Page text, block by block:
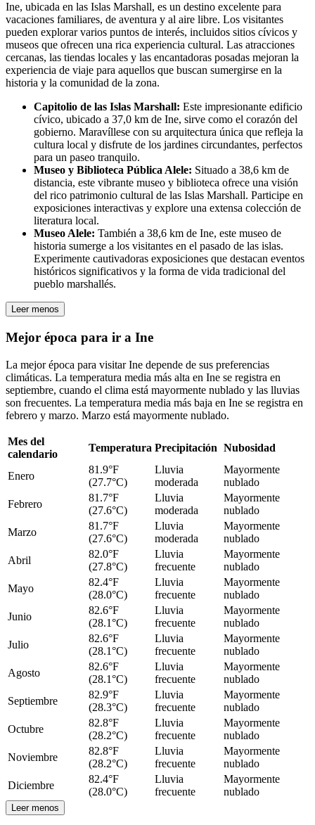
Ine, ubicada en las Islas Marshall, es un destino excelente para
vacaciones familiares, de aventura y al aire libre. Los visitantes
pueden explorar varios puntos de interés, incluidos sitios cívicos y
museos que ofrecen una rica experiencia cultural. Las atracciones
cercanas, las tiendas locales y las encantadoras posadas mejoran la
experiencia de viaje para aquellos que buscan sumergirse en la
historia y la comunidad de la zona.
Capitolio de las Islas Marshall: Este impresionante edificio
cívico, ubicado a 37,0 km de Ine, sirve como el corazón del
gobierno. Maravíllese con su arquitectura única que refleja la
cultura local y disfrute de los jardines circundantes, perfectos
para un paseo tranquilo.
Museo y Biblioteca Pública Alele: Situado a 38,6 km de
distancia, este vibrante museo y biblioteca ofrece una visión
del rico patrimonio cultural de las Islas Marshall. Participe en
exposiciones interactivas y explore una extensa colección de
literatura local.
Museo Alele: También a 38,6 km de Ine, este museo de
historia sumerge a los visitantes en el pasado de las islas.
Experimente cautivadoras exposiciones que destacan eventos
históricos significativos y la forma de vida tradicional del
pueblo marshallés.
Leer menos
Mejor época para ir a Ine
La mejor época para visitar Ine depende de sus preferencias
climáticas. La temperatura media más alta en Ine se registra en
septiembre, cuando el clima está mayormente nublado y las lluvias
son frecuentes. La temperatura media más baja en Ine se registra en
febrero y marzo. Marzo está mayormente nublado.
Mes del
calendario
Temperatura Precipitación Nubosidad
Enero
81.9°F
(27.7°C)
Lluvia
moderada
Mayormente
nublado
Febrero
81.7°F
(27.6°C)
Lluvia
moderada
Mayormente
nublado
Marzo
81.7°F
(27.6°C)
Lluvia
moderada
Mayormente
nublado
Abril
82.0°F
(27.8°C)
Lluvia
frecuente
Mayormente
nublado
Mayo
82.4°F
(28.0°C)
Lluvia
frecuente
Mayormente
nublado
Junio
82.6°F
(28.1°C)
Lluvia
frecuente
Mayormente
nublado
Julio
82.6°F
(28.1°C)
Lluvia
frecuente
Mayormente
nublado
Agosto
82.6°F
(28.1°C)
Lluvia
frecuente
Mayormente
nublado
Septiembre
82.9°F
(28.3°C)
Lluvia
frecuente
Mayormente
nublado
Octubre
82.8°F
(28.2°C)
Lluvia
frecuente
Mayormente
nublado
Noviembre
82.8°F
(28.2°C)
Lluvia
frecuente
Mayormente
nublado
Diciembre
82.4°F
(28.0°C)
Lluvia
frecuente
Mayormente
nublado
Leer menos